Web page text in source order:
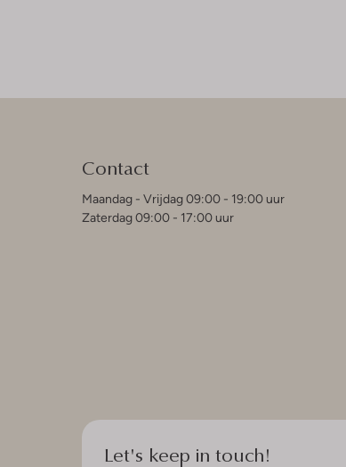
Contact
Maandag - Vrijdag 09:00 - 19:00 uur
Zaterdag 09:00 - 17:00 uur
Let's keep in touch!